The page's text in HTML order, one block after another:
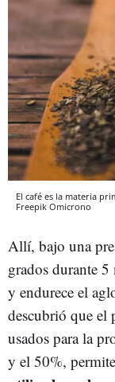
El café es la materia
Freepik Omicrono
Allí, bajo una
grados durante
y endurece el
descubrió que el
usados para la
y el 50%, permite